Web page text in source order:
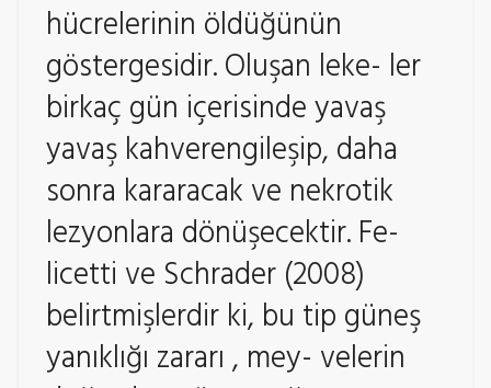
hücrelerinin öldüğünün
göstergesidir. Oluşan leke- ler
birkaç gün içerisinde yavaş
yavaş kahverengileşip, daha
sonra kararacak ve nekrotik
lezyonlara dönüşecektir. Fe-
licetti ve Schrader (2008)
belirtmişlerdir ki, bu tip güneş
yanıklığı zararı , mey- velerin